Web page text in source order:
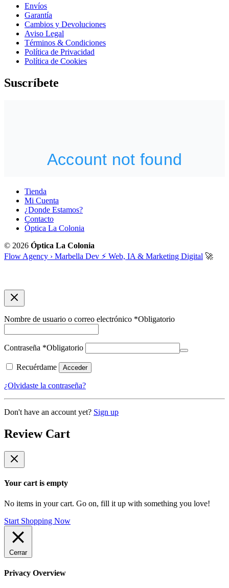
Envíos
Garantía
Cambios y Devoluciones
Aviso Legal
Términos & Condiciones
Política de Privacidad
Política de Cookies
Suscríbete
Tienda
Mi Cuenta
¿Donde Estamos?
Contacto
Óptica La Colonia
© 2026 Óptica La Colonia
Flow Agency › Marbella Dev ⚡️ Web, IA & Marketing Digital 🚀
Nombre de usuario o correo electrónico *Obligatorio
Contraseña *Obligatorio
Recuérdame Acceder
¿Olvidaste la contraseña?
Don't have an account yet? Sign up
Review Cart
Your cart is empty
No items in your cart. Go on, fill it up with something you love!
Start Shopping Now
Cerrar
Privacy Overview